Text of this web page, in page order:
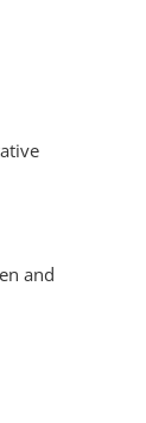
and